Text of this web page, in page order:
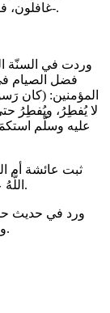
غافلون، فالطاعة وقت الغفلة محببة إلى الله -تعالى-.
وردت في السنّة
فضل الصيام
المؤمنين: (كان
لا يُفطِرُ، ويُفطِرُ
عليه وسلَّم
ثبت عائشة أم
اللَّهُ عليهِ وسلَّمَ أن يَصومَهُ شعبانُ، ثمَّ يصِلُهُ برمضانَ).
ورد في حديث
وسلَّمَ يصومُ شَهرينِ متتابعينِ إلَّا شعبانَ ورمضانَ).